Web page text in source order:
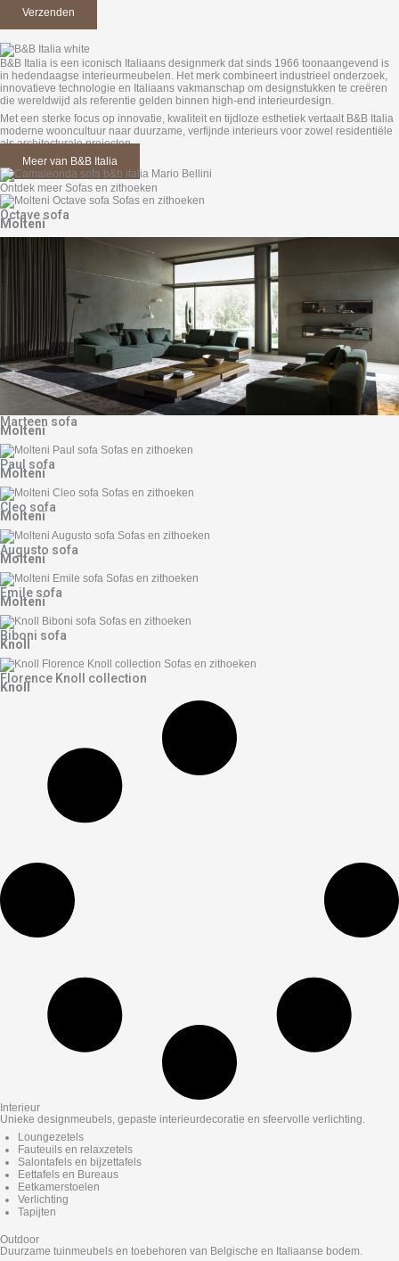
B&B Italia is een iconisch Italiaans designmerk dat sinds 1966 toonaangevend is
in hedendaagse interieurmeubelen. Het merk combineert industrieel onderzoek,
innovatieve technologie en Italiaans vakmanschap om designstukken te creëren
die wereldwijd als referentie gelden binnen high-end interieurdesign.
Met een sterke focus op innovatie, kwaliteit en tijdloze esthetiek vertaalt B&B Italia
moderne wooncultuur naar duurzame, verfijnde interieurs voor zowel residentiële
als architecturale projecten.
Meer van B&B Italia
Ontdek meer Sofas en zithoeken
Octave sofa
Molteni
Marteen sofa
Molteni
Paul sofa
Molteni
Cleo sofa
Molteni
Augusto sofa
Molteni
Emile sofa
Molteni
Biboni sofa
Knoll
Florence Knoll collection
Knoll
Interieur
Unieke designmeubels, gepaste interieurdecoratie en sfeervolle verlichting.
Loungezetels
Fauteuils en relaxzetels
Salontafels en bijzettafels
Eettafels en Bureaus
Eetkamerstoelen
Verlichting
Tapijten
Outdoor
Duurzame tuinmeubels en toebehoren van Belgische en Italiaanse bodem.